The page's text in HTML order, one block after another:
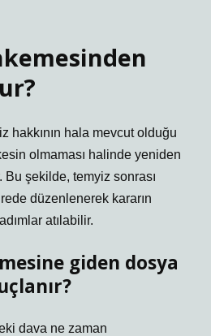
hakkının hala mevcut olduğu
olmaması halinde yeniden
Bu şekilde, temyiz sonrası
düzenlenerek kararın
atılabilir.
giden dosya
dava ne zaman